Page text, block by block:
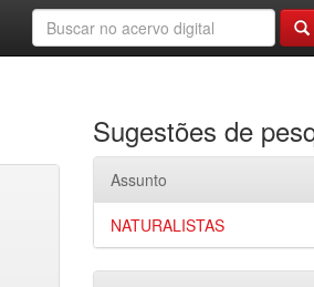
Sugestões de
Assunto
NATURALISTAS